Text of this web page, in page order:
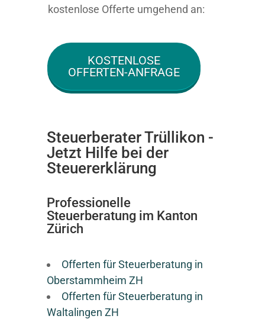
kostenlose Offerte umgehend an:
KOSTENLOSE
OFFERTEN-ANFRAGE
Steuerberater Trüllikon -
Jetzt Hilfe bei der
Steuererklärung
Professionelle
Steuerberatung im Kanton
Zürich
Offerten für Steuerberatung in
Oberstammheim ZH
Offerten für Steuerberatung in
Waltalingen ZH